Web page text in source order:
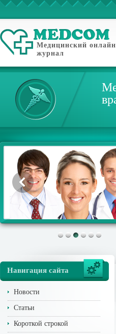
Медицинский онлайн
журнал
Навигация сайта
Новости
Статьи
Короткой строкой